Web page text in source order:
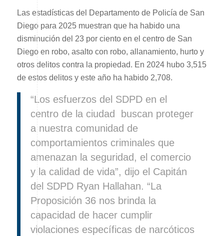
Las estadísticas del Departamento de Policía de San
Diego para 2025 muestran que ha habido una
disminución del 23 por ciento en el centro de San
Diego en robo, asalto con robo, allanamiento, hurto y
otros delitos contra la propiedad. En 2024 hubo 3,515
de estos delitos y este año ha habido 2,708.
“Los esfuerzos del SDPD en el
centro de la ciudad buscan proteger
a nuestra comunidad de
comportamientos criminales que
amenazan la seguridad, el comercio
y la calidad de vida”, dijo el Capitán
del SDPD Ryan Hallahan. “La
Proposición 36 nos brinda la
capacidad de hacer cumplir
violaciones específicas de narcóticos